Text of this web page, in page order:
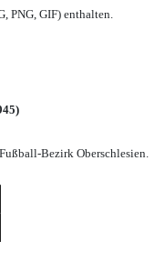
PNG, GIF) enthalten.
Bezirk Oberschlesien.